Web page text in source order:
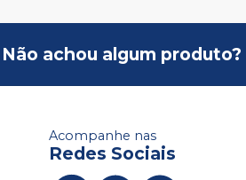
Não achou algum produto?
Acompanhe nas
Redes Sociais